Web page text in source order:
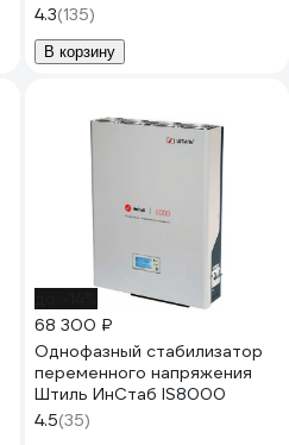
4.3(135)
В корзину
68 300 ₽
Однофазный стабилизатор
переменного напряжения
Штиль ИнСтаб IS8000
4.5(35)